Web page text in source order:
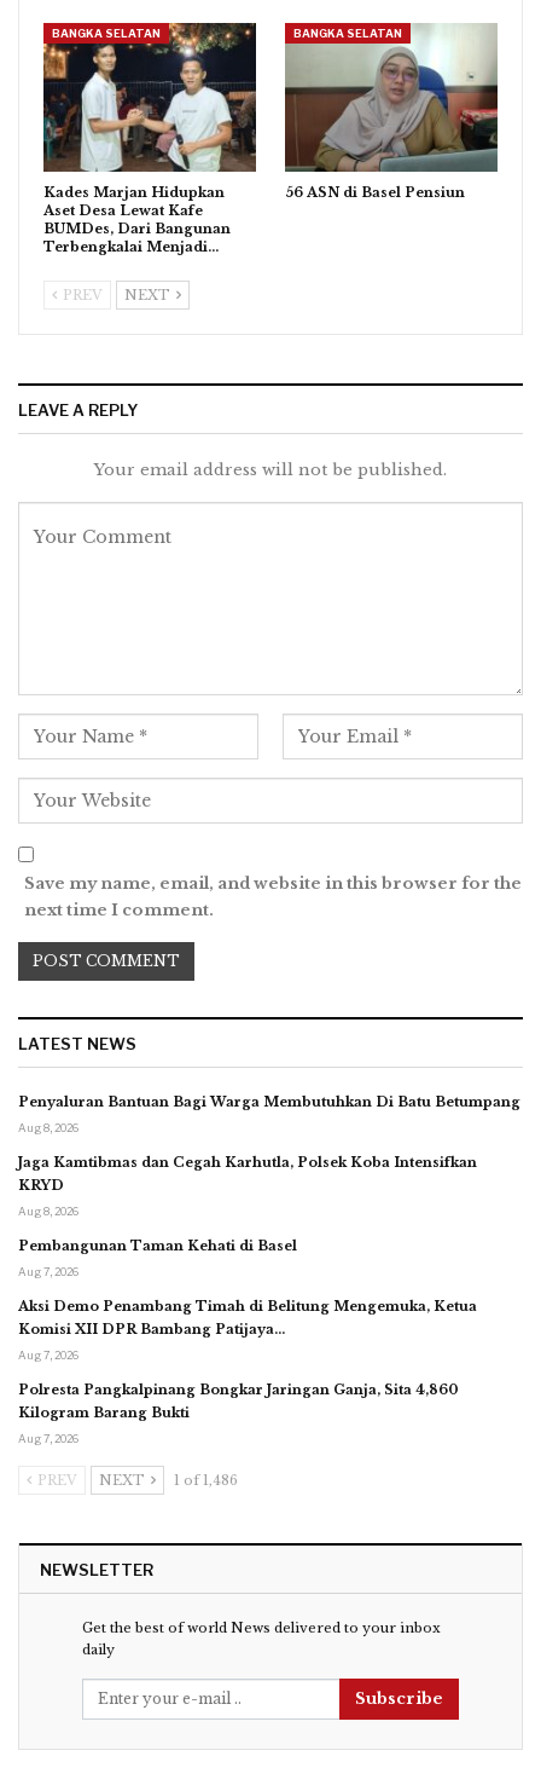
BANGKA SELATAN
Kades Marjan Hidupkan
Aset Desa Lewat Kafe
BUMDes, Dari Bangunan
Terbengkalai Menjadi…
BANGKA SELATAN
56 ASN di Basel Pensiun
PREV NEXT
LEAVE A REPLY
Your email address will not be published.
Save my name, email, and website in this browser for the
next time I comment.
LATEST NEWS
Penyaluran Bantuan Bagi Warga Membutuhkan Di Batu Betumpang
Aug 8, 2026
Jaga Kamtibmas dan Cegah Karhutla, Polsek Koba Intensifkan
KRYD
Aug 8, 2026
Pembangunan Taman Kehati di Basel
Aug 7, 2026
Aksi Demo Penambang Timah di Belitung Mengemuka, Ketua
Komisi XII DPR Bambang Patijaya…
Aug 7, 2026
Polresta Pangkalpinang Bongkar Jaringan Ganja, Sita 4,860
Kilogram Barang Bukti
Aug 7, 2026
PREV NEXT 1 of 1,486
NEWSLETTER
Get the best of world News delivered to your inbox
daily
Subscribe